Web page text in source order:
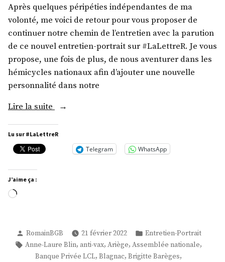
Après quelques péripéties indépendantes de ma
volonté, me voici de retour pour vous proposer de
continuer notre chemin de l’entretien avec la parution
de ce nouvel entretien-portrait sur #LaLettreR. Je vous
propose, une fois de plus, de nous aventurer dans les
hémicycles nationaux afin d’ajouter une nouvelle
personnalité dans notre
Lire la suite
« M.
Antoine
Levi »
Lu sur #LaLettreR
Telegram WhatsApp
J’aime ça :
Chargement…
Publié
par
RomainBGB 21 février 2022
Publié
dans
Entretien-Portrait
Étiquettes :
Anne-Laure Blin, anti-vax, Ariège, Assemblée nationale,
Banque Privée LCL, Blagnac, Brigitte Barèges,